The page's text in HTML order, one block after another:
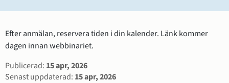
Efter anmälan, reservera tiden i din kalender. Länk kommer
dagen innan webbinariet.
Sidinformation
Publicerad: 15 apr, 2026
Senast uppdaterad: 15 apr, 2026